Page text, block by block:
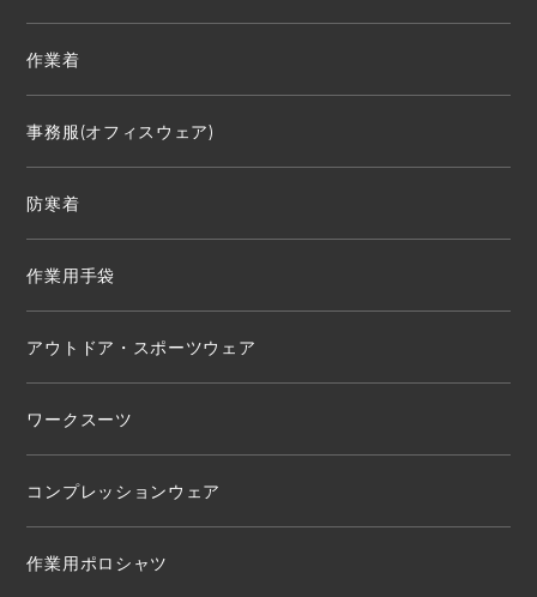
作業着
事務服(オフィスウェア)
防寒着
作業用手袋
アウトドア・スポーツウェア
ワークスーツ
コンプレッションウェア
作業用ポロシャツ